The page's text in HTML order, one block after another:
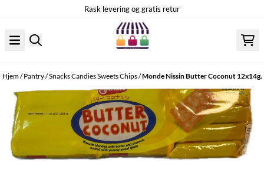
Rask levering og gratis retur
Hjem/Pantry/Snacks Candies Sweets Chips/Monde Nissin Butter Coconut 12x14g.